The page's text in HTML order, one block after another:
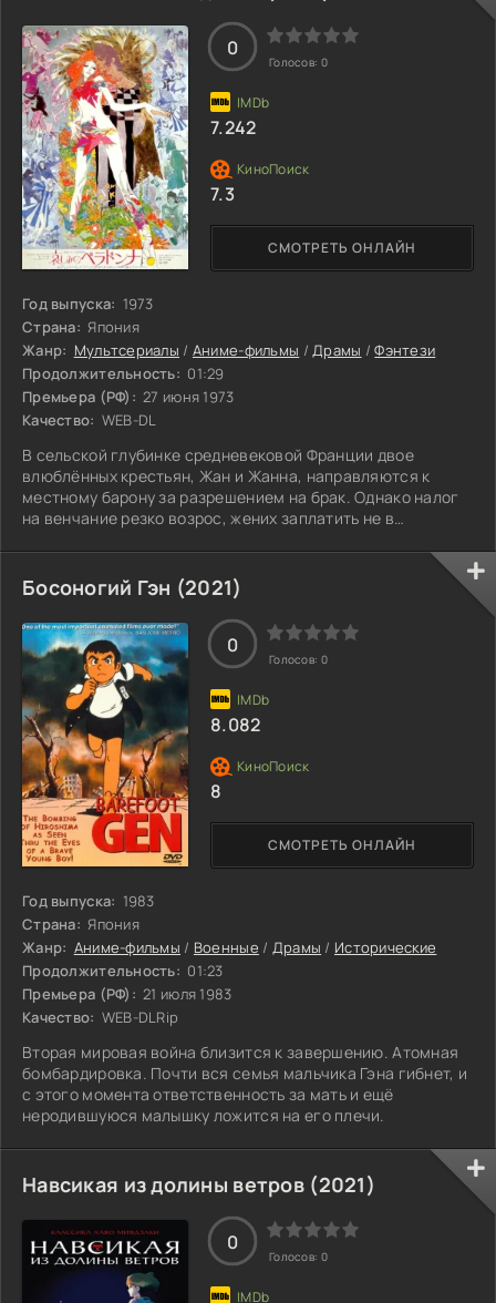
Год выпуска: 1973
Страна: Япония
Жанр: Мультсериалы / Аниме-фильмы /Драмы /Фэнтези
Продолжительность: 01:29
Премьера (РФ): 27 июня 1973
Качество: WEB-DL
В сельской глубинке средневековой Франции двое
влюблённых крестьян, Жан и Жанна, направляются к
местному барону за разрешением на брак. Однако налог
на венчание резко возрос, жених заплатить не в
достаётся господину и его свите. Почувствовав себя
брошенной богом, девушка обращается к нечистой силе.
СМОТРЕТЬ ОНЛАЙН
0
Голосов: 0
7.242
7.3
Босоногий Гэн (2021)
Год выпуска: 1983
Страна: Япония
Жанр: Аниме-фильмы / Военные / Драмы / Исторические
Продолжительность: 01:23
Премьера (РФ): 21 июля 1983
Качество: WEB-DLRip
Вторая мировая война близится к завершению. Атомная
бомбардировка. Почти вся семья мальчика Гэна гибнет, и
с этого момента ответственность за мать и ещё
неродившуюся малышку ложится на его плечи.
СМОТРЕТЬ ОНЛАЙН
0
Голосов: 0
8.082
8
Навсикая из долины ветров (2021)
0
Голосов: 0